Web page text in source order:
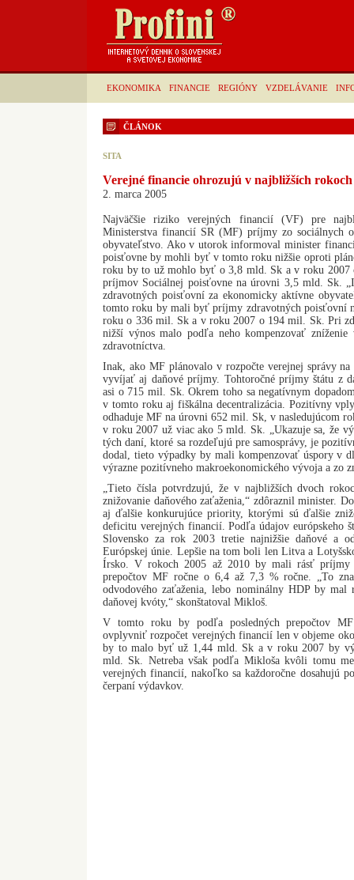
EKONOMIKA FINANCIE REGIÓNY VZDELÁVANIE
ČLÁNOK
SITA
Verejné financie ohrozujú v najbližších
2. marca 2005
Najväčšie riziko verejných financií (VF) pre
Ministerstva financií SR (MF) príjmy zo sociálnych
obyvateľstvo. Ako v utorok informoval minister
poisťovne by mohli byť v tomto roku nižšie oproti
roku by to už mohlo byť o 3,8 mld. Sk a v roku 2007
príjmov Sociálnej poisťovne na úrovni 3,5 mld. Sk.
zdravotných poisťovní za ekonomicky aktívne
tomto roku by mali byť príjmy zdravotných poisťovní
roku o 336 mil. Sk a v roku 2007 o 194 mil. Sk. Pri
nižší výnos malo podľa neho kompenzovať zníženie
zdravotníctva.
Inak, ako MF plánovalo v rozpočte verejnej správy
vyvíjať aj daňové príjmy. Tohtoročné príjmy štátu z
asi o 715 mil. Sk. Okrem toho sa negatívnym
v tomto roku aj fiškálna decentralizácia. Pozitívny
odhaduje MF na úrovni 652 mil. Sk, v nasledujúcom
v roku 2007 už viac ako 5 mld. Sk. „Ukazuje sa, že
tých daní, ktoré sa rozdeľujú pre samosprávy, je
dodal, tieto výpadky by mali kompenzovať úspory v
výrazne pozitívneho makroekonomického vývoja a zo
„Tieto čísla potvrdzujú, že v najbližších dvoch
znižovanie daňového zaťaženia,“ zdôraznil minister.
aj ďalšie konkurujúce priority, ktorými sú ďalšie
deficitu verejných financií. Podľa údajov európskeho
Slovensko za rok 2003 tretie najnižšie daňové a
Európskej únie. Lepšie na tom boli len Litva a
Írsko. V rokoch 2005 až 2010 by mali rásť príjmy
prepočtov MF ročne o 6,4 až 7,3 % ročne. „To
odvodového zaťaženia, lebo nominálny HDP by mal
daňovej kvóty,“ skonštatoval Mikloš.
V tomto roku by podľa posledných prepočtov
ovplyvniť rozpočet verejných financií len v objeme
by to malo byť už 1,44 mld. Sk a v roku 2007 by
mld. Sk. Netreba však podľa Mikloša kvôli tomu
verejných financií, nakoľko sa každoročne dosahujú
čerpaní výdavkov.